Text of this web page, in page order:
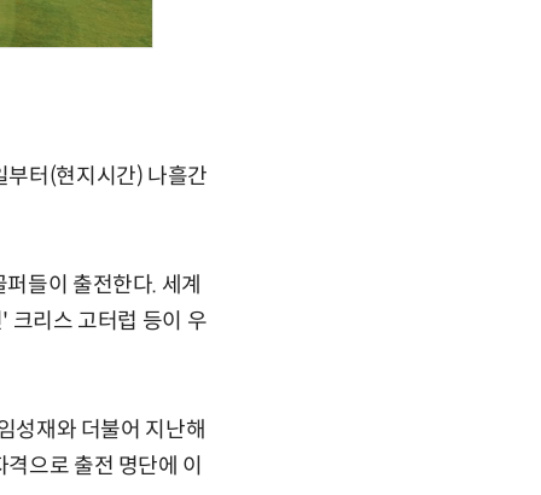
터(현지시간) 나흘간
들이 출전한다. 세계
크리스 고터럽 등이 우
성재와 더불어 지난해
으로 출전 명단에 이